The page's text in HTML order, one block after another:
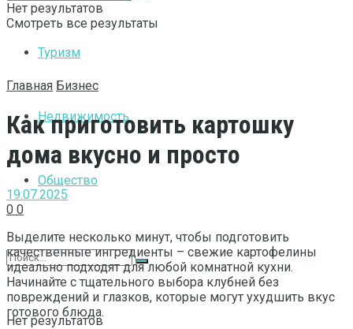
Туризм
Недвижимость
Общество
Нет результатов
Нет результатов
Смотреть все результаты
Главная Бизнес
Как приготовить картошку
дома вкусно и просто
19.07.2025
0 0
Выделите несколько минут, чтобы подготовить
качественные ингредиенты – свежие картофелины
идеально подходят для любой комнатной кухни.
Начинайте с тщательного выбора клубней без
повреждений и глазков, которые могут ухудшить вкус
готового блюда.